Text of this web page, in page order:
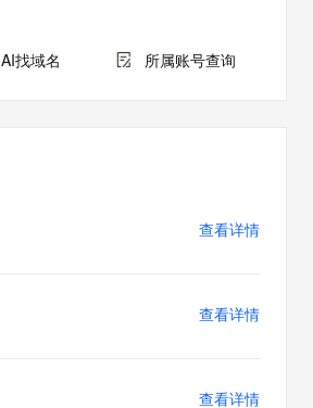
AI找域名 所属账号查询
查看详情
查看详情
查看详情